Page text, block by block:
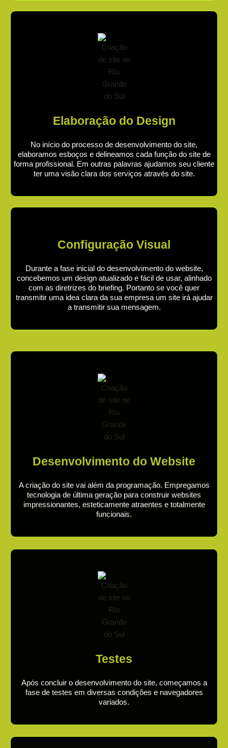
Elaboração do Design
No início do processo de desenvolvimento do site,
elaboramos esboços e delineamos cada função do site de
forma profissional. Em outras palavras ajudamos seu cliente
ter uma visão clara dos serviços através do site.
Configuração Visual
Durante a fase inicial do desenvolvimento do website,
concebemos um design atualizado e fácil de usar, alinhado
com as diretrizes do briefing. Portanto se você quer
transmitir uma idea clara da sua empresa um site irá ajudar
a transmitir sua mensagem.
Desenvolvimento do Website
A criação do site vai além da programação. Empregamos
tecnologia de última geração para construir websites
impressionantes, esteticamente atraentes e totalmente
funcionais.
Testes
Após concluir o desenvolvimento do site, começamos a
fase de testes em diversas condições e navegadores
variados.